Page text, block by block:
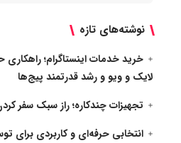
نوشته‌های تازه
خرید خدمات اینستاگرام؛ راهکاری
لایک و ویو و رشد قدرتمند پیج‌ها
تجهیزات چندکاره؛ راز سبک سفر
انتخابی حرفه‌ای و کاربردی برای